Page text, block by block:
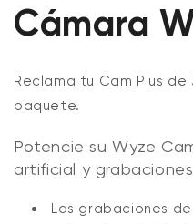
Cámara
Reclama tu Cam Plus de
paquete.
Potencie su Wyze
artificial y
Las grabaciones